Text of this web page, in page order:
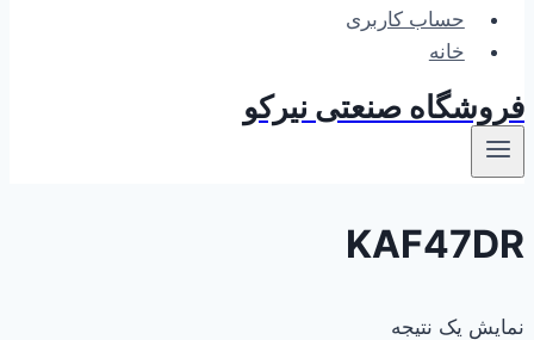
حساب کاربری
خانه
فروشگاه صنعتی نیرکو
KAF47DR
نمایش یک نتیجه